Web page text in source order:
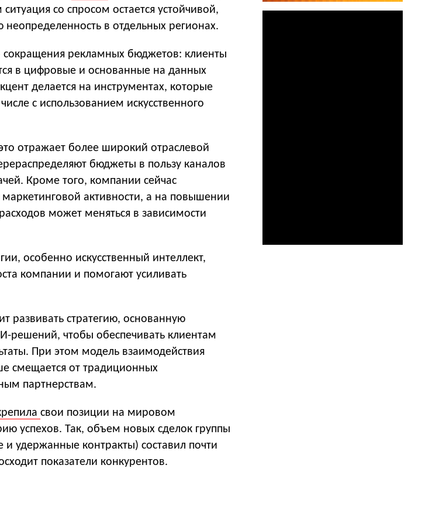
со спросом остается устойчивой,
в отдельных регионах.
сокращения рекламных бюджетов: клиенты
в цифровые и основанные на данных
делается на инструментах, которые
с использованием искусственного
отражает более широкий отраслевой
бюджеты в пользу каналов
Кроме того, компании сейчас
активности, а на повышении
может меняться в зависимости
особенно искусственный интеллект,
компании и помогают усиливать
развивать стратегию, основанную
решений, чтобы обеспечивать клиентам
При этом модель взаимодействия
смещается от традиционных
партнерствам.
свои позиции на мировом
успехов. Так, объем новых сделок группы
удержанные контракты) составил почти
показатели конкурентов.